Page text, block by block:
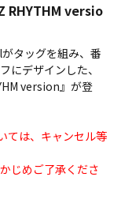
RHYTHM versio
タッグを組み、番
にデザインした、
version』が登
ては、キャンセル等
じめご了承くださ